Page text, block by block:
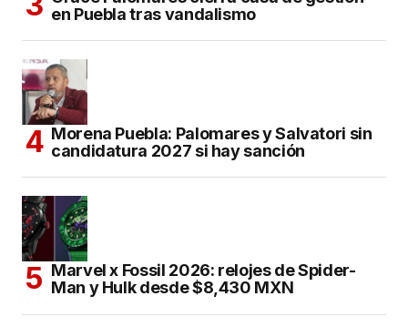
en Puebla tras vandalismo
Morena Puebla: Palomares y Salvatori sin
candidatura 2027 si hay sanción
Marvel x Fossil 2026: relojes de Spider-
Man y Hulk desde $8,430 MXN